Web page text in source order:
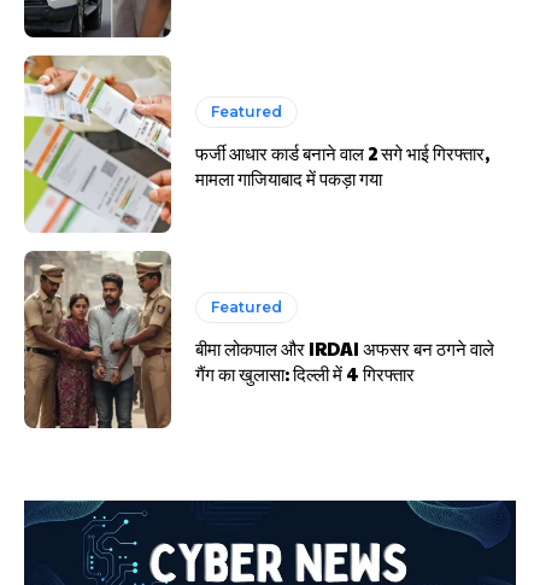
Featured
फर्जी आधार कार्ड बनाने वाल 2 सगे भाई गिरफ्तार,
मामला गाजियाबाद में पकड़ा गया
Featured
बीमा लोकपाल और IRDAI अफसर बन ठगने वाले
गैंग का खुलासा: दिल्ली में 4 गिरफ्तार